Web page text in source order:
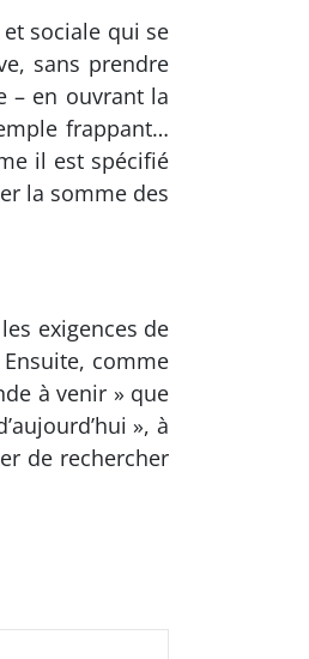
sociale qui se
sans prendre
– en ouvrant la
frappant…
il est spécifié
la somme des
exigences de
comme
à venir » que
», à
de rechercher